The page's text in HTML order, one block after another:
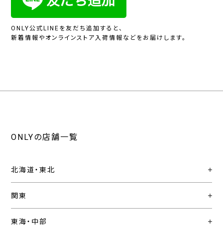
ONLY公式LINEを友だち追加すると、
新着情報やオンラインストア入荷情報などをお届けします。
ONLYの店舗一覧
北海道・東北
関東
東海・中部